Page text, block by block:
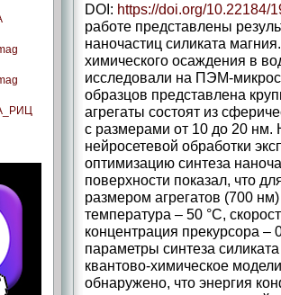
DOI: https://doi.org/10.22184/
работе представлены
наночастиц силиката
химического осаждения в
исследовали на ПЭМ-
образцов представлена
агрегаты состоят из
с размерами от 10 до 20
нейросетевой обработки
оптимизацию синтеза
поверхности показал, что
размером агрегатов (700
температура – 50 °С,
концентрация прекурсора
параметры синтеза
квантово-химическое
обнаружено, что энергия